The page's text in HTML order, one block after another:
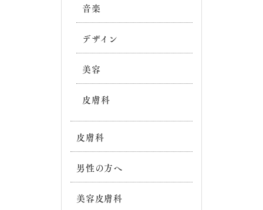
音楽
デザイン
美容
皮膚科
皮膚科
男性の方へ
美容皮膚科